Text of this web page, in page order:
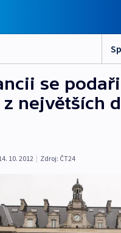
se
největších
10. 2012 | Zdroj: ČT24